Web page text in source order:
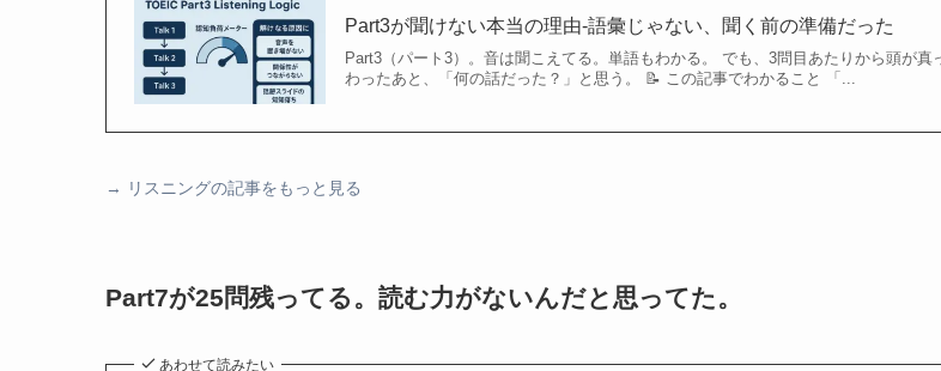
Part3が聞けない本当の理由-語彙じゃない、聞く前の準備だった
Part3（パート3）。音は聞こえてる。単語もわかる。 でも、3問目あたりから頭が真
わったあと、「何の話だった？」と思う。 📝 この記事でわかること 「...
→ リスニングの記事をもっと見る
Part7が25問残ってる。読む力がないんだと思ってた。
あわせて読みたい